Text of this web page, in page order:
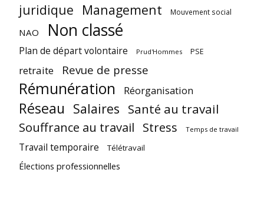
juridique Management Mouvement social
NAO Non classé
Plan de départ volontaire Prud'Hommes PSE
retraite Revue de presse
Rémunération Réorganisation
Réseau Salaires Santé au travail
Souffrance au travail Stress Temps de travail
Travail temporaire Télétravail
Élections professionnelles